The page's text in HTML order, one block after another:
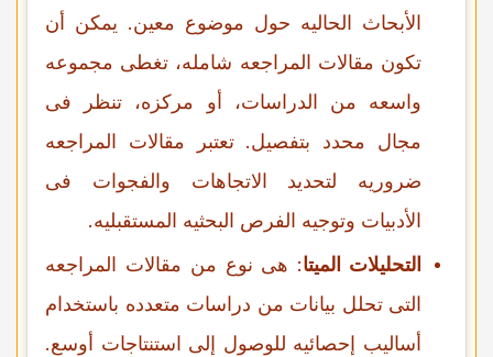
الأبحاث الحالیه حول موضوع معین. یمکن أن
تکون مقالات المراجعه شامله، تغطی مجموعه
واسعه من الدراسات، أو مرکزه، تنظر فی
مجال محدد بتفصیل. تعتبر مقالات المراجعه
ضروریه لتحدید الاتجاهات والفجوات فی
الأدبیات وتوجیه الفرص البحثیه المستقبلیه.
التحلیلات المیتا: هی نوع من مقالات المراجعه
التی تحلل بیانات من دراسات متعدده باستخدام
أسالیب إحصائیه للوصول إلى استنتاجات أوسع.